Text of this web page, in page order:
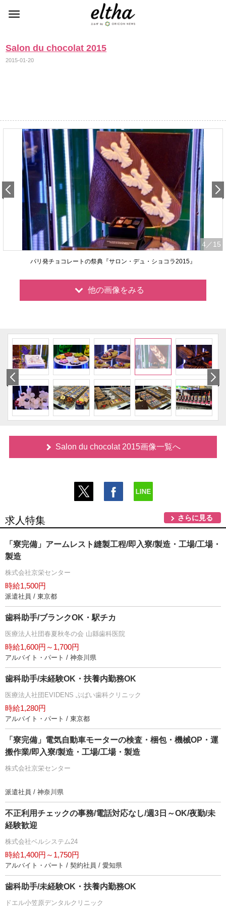
Salon du chocolat 2015
2015-01-20
4 ／15
パリ発チョコレートの祭典『サロン・デュ・ショコラ2015』
他の画像をみる
Salon du chocolat 2015画像一覧へ
求人特集 さらに見る
「寮完備」アームレスト縫製工程/即入寮/製造・工場/工場・
製造
株式会社京栄センター
時給1,500円
派遣社員 / 東京都
歯科助手/ブランクOK・駅チカ
医療法人社団春夏秋冬の会 山縣歯科医院
時給1,600円～1,700円
アルバイト・パート / 神奈川県
歯科助手/未経験OK・扶養内勤務OK
医療法人社団EVIDENS ぶばい歯科クリニック
時給1,280円
アルバイト・パート / 東京都
「寮完備」電気自動車モーターの検査・梱包・機械OP・運
搬作業/即入寮/製造・工場/工場・製造
株式会社京栄センター
派遣社員 / 神奈川県
不正利用チェックの事務/電話対応なし/週3日～OK/夜勤/未
経験歓迎
株式会社ベルシステム24
時給1,400円～1,750円
アルバイト・パート / 契約社員 / 愛知県
歯科助手/未経験OK・扶養内勤務OK
ドエル小笠原デンタルクリニック